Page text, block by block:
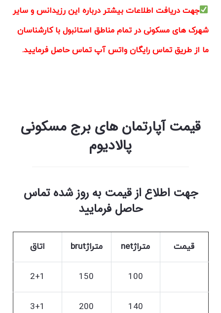
جهت دریافت اطلاعات بیشتر درباره این رزیدانس و سایر
شهرک های مسکونی در تمام مناطق استانبول با کارشناسان
ما از طریق تماس رایگان واتس آپ تماس حاصل فرمایید.
قیمت آپارتمان های برج مسکونی
پالادیوم
جهت اطلاع از قیمت به روز شده تماس
حاصل فرمایید
قیمت متراژnet متراژbrut اتاق
100
150
2+1
140
200
3+1